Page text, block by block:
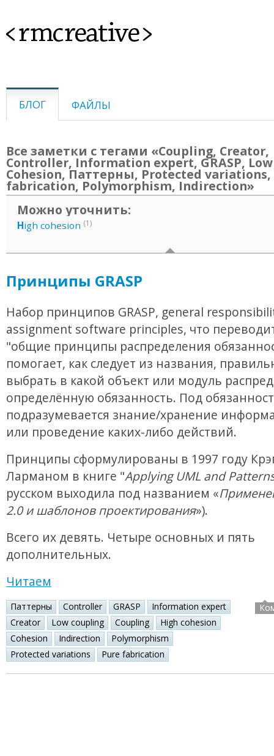
<rmcreative>
БЛОГ ФАЙЛЫ
Все заметки с тегами «Coupling, Creator,
Controller, Information expert, GRASP,
Cohesion, Паттерны, Protected variations,
fabrication, Polymorphism, Indirection»
Можно уточнить:
High cohesion (1)
Принципы GRASP
Набор принципов GRASP, general
assignment software principles, что
"общие принципы распределения
помогает, как следует из названия,
выбрать в какой объект или модуль
определённую обязанность. Под
подразумевается знание/хранение
или проведение каких-либо действий.
Принципы сформулированы в 1997 году
Ларманом в книге "Applying UML and
русском выходила под названием «
2.0 и шаблонов проектирования»).
Всего их девять. Четыре основных и пять
дополнительных.
Читаем
Паттерны Controller GRASP
Information expert
Creator
Low coupling Coupling
High cohesion
Cohesion
Indirection
Polymorphism
Protected variations
Pure fabrication